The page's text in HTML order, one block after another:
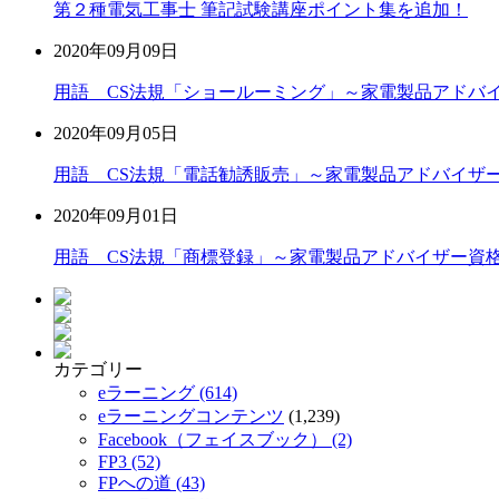
第２種電気工事士 筆記試験講座ポイント集を追加！
2020年09月09日
用語 CS法規「ショールーミング」～家電製品アドバ
2020年09月05日
用語 CS法規「電話勧誘販売」～家電製品アドバイザ
2020年09月01日
用語 CS法規「商標登録」～家電製品アドバイザー資
カテゴリー
eラーニング (614)
eラーニングコンテンツ (1,239)
Facebook（フェイスブック） (2)
FP3 (52)
FPへの道 (43)